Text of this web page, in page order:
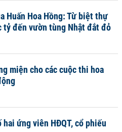
Huấn Hoa Hồng: Từ biệt thự
tỷ đến vườn tùng Nhật đắt đỏ
miện cho các cuộc thi hoa
ứng viên HĐQT, cổ phiếu